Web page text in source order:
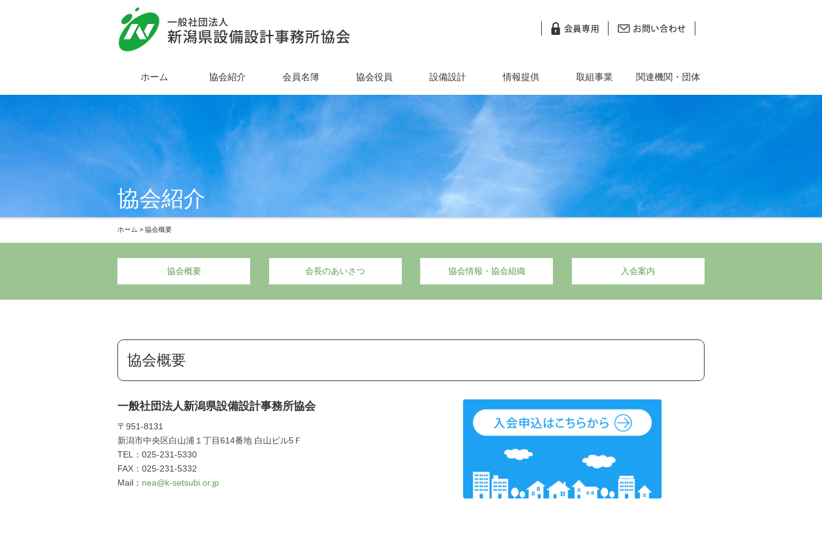
ホーム 協会紹介 会員名簿 協会役員 設備設計 情報提供 取組事業 関連機関・団体
協会紹介
ホーム > 協会概要
協会概要 会長のあいさつ 協会情報・協会組織 入会案内
協会概要
一般社団法人新潟県設備設計事務所協会
〒951-8131
新潟市中央区白山浦１丁目614番地 白山ビル5Ｆ
TEL：025-231-5330
FAX：025-231-5332
Mail： nea@k-setsubi.or.jp